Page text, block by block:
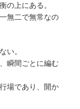
の上にある。
無二で無常なの
い。
瞬間ごとに編む
場であり、開か